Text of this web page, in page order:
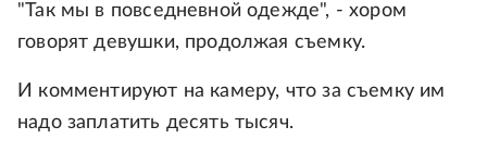
"Так мы в повседневной одежде", - хором
говорят девушки, продолжая съемку.
И комментируют на камеру, что за съемку им
надо заплатить десять тысяч.